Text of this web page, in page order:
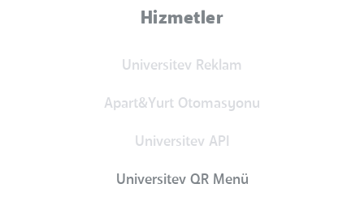
Hizmetler
Universitev Reklam
Apart&Yurt Otomasyonu
Universitev API
Universitev QR Menü